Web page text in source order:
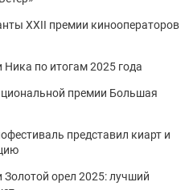
XXII премии кинооператоров
по итогам 2025 года
премии Большая
представил киарт и
Золотой орел 2025: лучший